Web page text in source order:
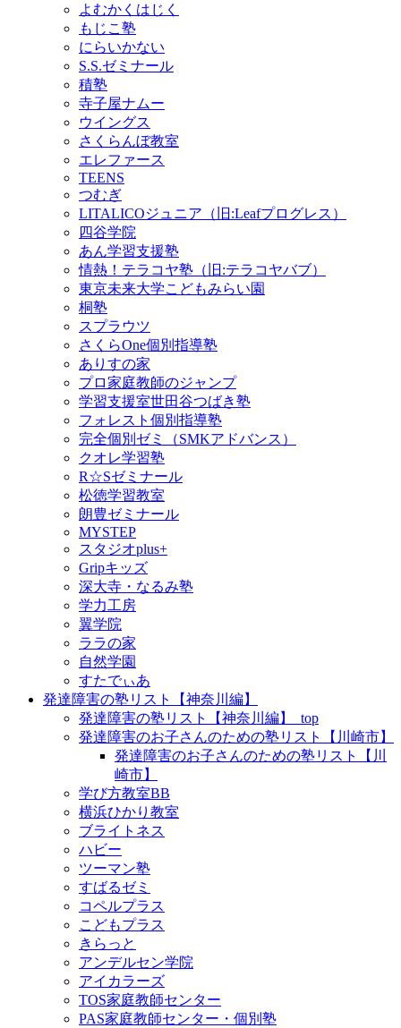
よむかくはじく
もじこ塾
にらいかない
S.S.ゼミナール
積塾
寺子屋ナムー
ウイングス
さくらんぼ教室
エレファース
TEENS
つむぎ
LITALICOジュニア（旧:Leafプログレス）
四谷学院
あん学習支援塾
情熱！テラコヤ塾（旧:テラコヤバブ）
東京未来大学こどもみらい園
桐塾
スプラウツ
さくらOne個別指導塾
ありすの家
プロ家庭教師のジャンプ
学習支援室世田谷つばき塾
フォレスト個別指導塾
完全個別ゼミ（SMKアドバンス）
クオレ学習塾
R☆Sゼミナール
松徳学習教室
朗豊ゼミナール
MYSTEP
スタジオplus+
Gripキッズ
深大寺・なるみ塾
学力工房
翼学院
ララの家
自然学園
すたでぃあ
発達障害の塾リスト【神奈川編】
発達障害の塾リスト【神奈川編】_top
発達障害のお子さんのための塾リスト【川崎市】
発達障害のお子さんのための塾リスト【川
崎市】
学び方教室BB
横浜ひかり教室
ブライトネス
ハビー
ツーマン塾
すばるゼミ
コペルプラス
こどもプラス
きらっと
アンデルセン学院
アイカラーズ
TOS家庭教師センター
PAS家庭教師センター・個別塾